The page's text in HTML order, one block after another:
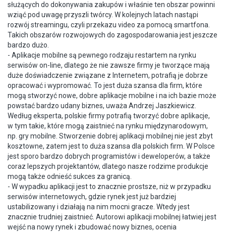
służących do dokonywania zakupów i właśnie ten obszar powinni
wziąć pod uwagę przyszli twórcy. W kolejnych latach nastąpi
rozwój streamingu, czyli przekazu video za pomocą smartfona.
Takich obszarów rozwojowych do zagospodarowania jest jeszcze
bardzo dużo.
- Aplikacje mobilne są pewnego rodzaju restartem na rynku
serwisów on-line, dlatego że nie zawsze firmy je tworzące mają
duże doświadczenie związane z Internetem, potrafią je dobrze
opracować i wypromować. To jest duża szansa dla firm, które
mogą stworzyć nowe, dobre aplikacje mobilne i na ich bazie może
powstać bardzo udany biznes, uważa Andrzej Jaszkiewicz.
Według eksperta, polskie firmy potrafią tworzyć dobre aplikacje,
w tym takie, które mogą zaistnieć na rynku międzynarodowym,
np. gry mobilne. Stworzenie dobrej aplikacji mobilnej nie jest zbyt
kosztowne, zatem jest to duża szansa dla polskich firm. W Polsce
jest sporo bardzo dobrych programistów i deweloperów, a także
coraz lepszych projektantów, dlatego nasze rodzime produkcje
mogą także odnieść sukces za granicą.
- W wypadku aplikacji jest to znacznie prostsze, niż w przypadku
serwisów internetowych, gdzie rynek jest już bardziej
ustabilizowany i działają na nim mocni gracze. Wtedy jest
znacznie trudniej zaistnieć. Autorowi aplikacji mobilnej łatwiej jest
wejść na nowy rynek i zbudować nowy biznes, ocenia